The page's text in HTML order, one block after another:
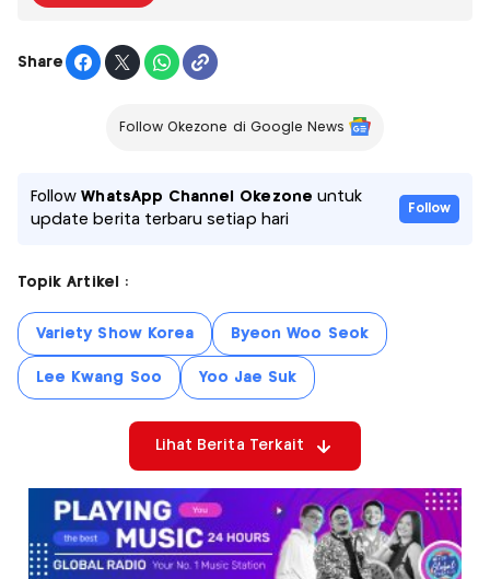
Share
Follow Okezone di Google News
FollowWhatsApp Channel Okezone untuk
update berita terbaru setiap hari
Follow
Topik Artikel :
Variety Show Korea Byeon Woo Seok
Lee Kwang Soo Yoo Jae Suk
Lihat Berita Terkait